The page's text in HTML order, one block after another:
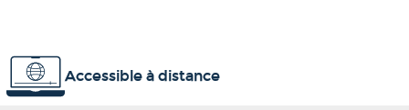
Accessible à distance